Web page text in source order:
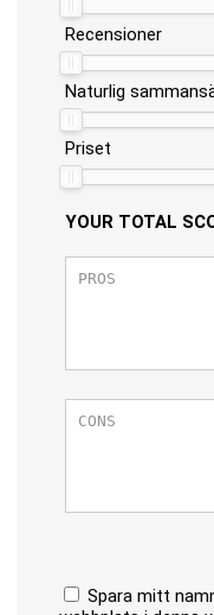
Recensioner
Naturlig
Priset
YOUR TOTAL
Spara mitt